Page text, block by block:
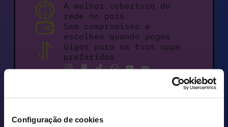
Configuração de cookies
A melhor cobertura de
rede no país
Sem compromisso e
escolhes quando pagas
Gigas para as tuas apps
preferidas
Parcerias e novidades a